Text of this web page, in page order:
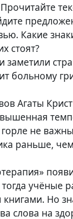
Какие
стоят?
заметили
больному
Агаты
не
раньше,
учёные
Но
слова на